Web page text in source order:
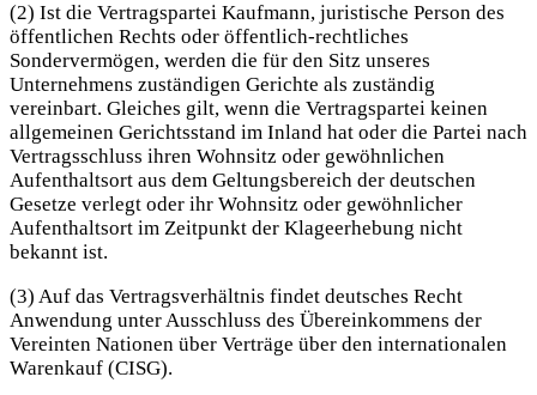
(2) Ist die Vertragspartei Kaufmann, juristische Person des
öffentlichen Rechts oder öffentlich-rechtliches
Sondervermögen, werden die für den Sitz unseres
Unternehmens zuständigen Gerichte als zuständig
vereinbart. Gleiches gilt, wenn die Vertragspartei keinen
allgemeinen Gerichtsstand im Inland hat oder die Partei nach
Vertragsschluss ihren Wohnsitz oder gewöhnlichen
Aufenthaltsort aus dem Geltungsbereich der deutschen
Gesetze verlegt oder ihr Wohnsitz oder gewöhnlicher
Aufenthaltsort im Zeitpunkt der Klageerhebung nicht
bekannt ist.
(3) Auf das Vertragsverhältnis findet deutsches Recht
Anwendung unter Ausschluss des Übereinkommens der
Vereinten Nationen über Verträge über den internationalen
Warenkauf (CISG).